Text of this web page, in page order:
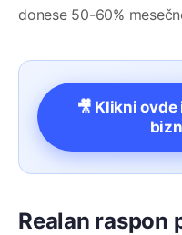
donese 50-60%
🎥 Klikni
Realan raspon